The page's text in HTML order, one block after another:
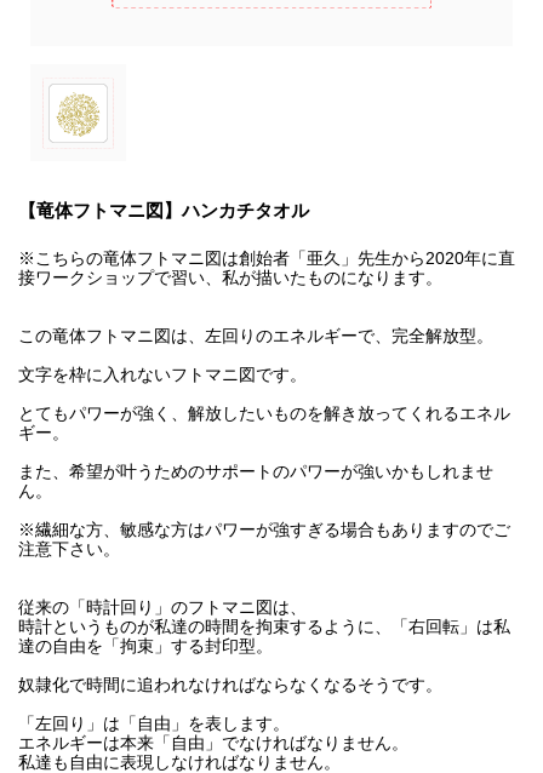
【竜体フトマニ図】ハンカチタオル
※こちらの竜体フトマニ図は創始者「亜久」先生から2020年に直
接ワークショップで習い、私が描いたものになります。
この竜体フトマニ図は、左回りのエネルギーで、完全解放型。
文字を枠に入れないフトマニ図です。
とてもパワーが強く、解放したいものを解き放ってくれるエネル
ギー。
また、希望が叶うためのサポートのパワーが強いかもしれませ
ん。
※繊細な方、敏感な方はパワーが強すぎる場合もありますのでご
注意下さい。
従来の「時計回り」のフトマニ図は、
時計というものが私達の時間を拘束するように、「右回転」は私
達の自由を「拘束」する封印型。
奴隷化で時間に追われなければならなくなるそうです。
「左回り」は「自由」を表します。
エネルギーは本来「自由」でなければなりません。
私達も自由に表現しなければなりません。